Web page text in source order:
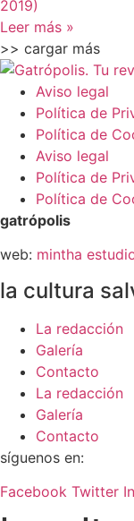
Leer más »
>> cargar más
Aviso legal
Política de
Política de
Aviso legal
Política de
Política de
gatrópolis
web: mintha
la cultura
La redacción
Galería
Contacto
La redacción
Galería
Contacto
síguenos en:
Facebook Twitter